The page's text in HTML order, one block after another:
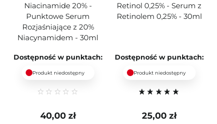
Niacinamide 20% -
Punktowe Serum
Rozjaśniające z 20%
Niacynamidem - 30ml
Dostępność w punktach:
Produkt niedostępny
40,00 zł
Retinol 0,25% - Serum z
Retinolem 0,25% - 30ml
Dostępność w punktach:
Produkt niedostępny
25,00 zł